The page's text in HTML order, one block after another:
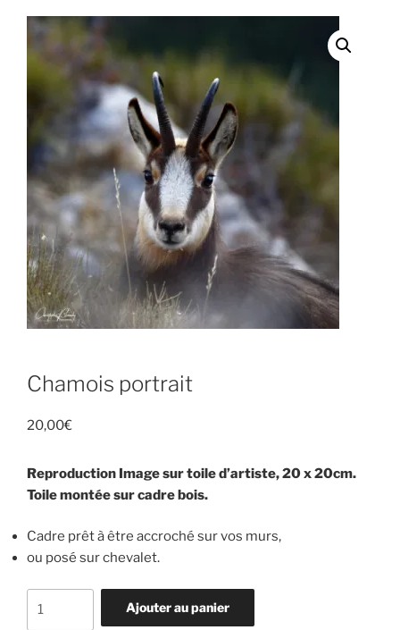
Chamois portrait
20,00€
Reproduction Image sur toile d’artiste, 20 x 20cm.
Toile montée sur cadre bois.
Cadre prêt à être accroché sur vos murs,
ou posé sur chevalet.
Ajouter au panier